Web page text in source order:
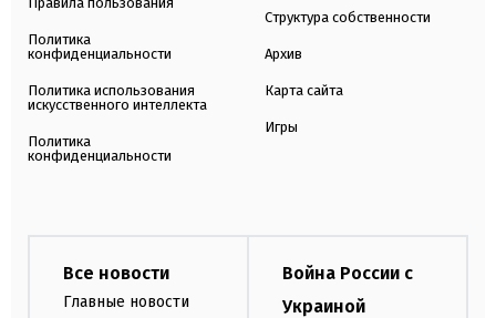
Политика
конфиденциальности
Политика использования
искусственного интеллекта
Политика
конфиденциальности
Структура собственности
Архив
Карта сайта
Игры
Все новости
Главные новости
Война России с
Украиной